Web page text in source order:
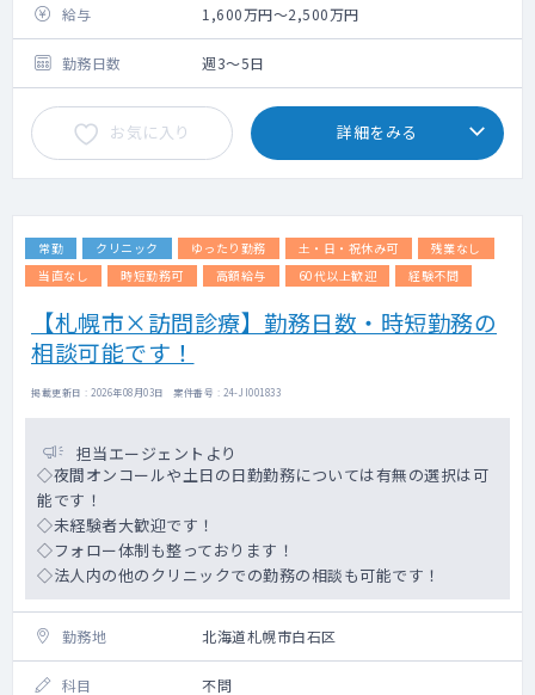
◇看護師・事務員の同行：有
◇受け持ち患者数：主治医100～300名程度/
月(相談可)
◇週3～4での契約や、16時終了・15時終了等
の時短勤務の検討が可能です！
◇電子カルテ：BML -メディカルステーショ
ン-
給与 1,600万円～2,500万円
勤務日数 週3～5日
お気に入り 詳細をみる
常勤 クリニック ゆったり勤務 土・日・祝休み可
残業なし
当直なし
時短勤務可 高額給与 60代以上歓迎 経験不問
【札幌市×訪問診療】勤務日数・時短勤務の
相談可能です！
掲載更新日 : 2026年08月03日 案件番号 : 24-JI001833
担当エージェントより
◇夜間オンコールや土日の日勤勤務については有無の選択は可
能です！
◇未経験者大歓迎です！
◇フォロー体制も整っております！
◇法人内の他のクリニックでの勤務の相談も可能です！
勤務地 北海道札幌市白石区
科目 不問